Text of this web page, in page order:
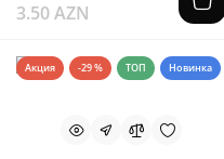
3.50 AZN
Акция -29 % ТОП Новинка